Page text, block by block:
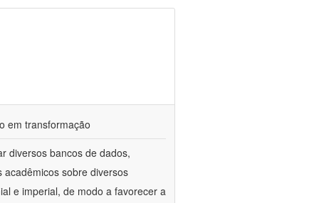
em transformação
diversos bancos de dados,
sobre diversos
e imperial, de modo a favorecer a